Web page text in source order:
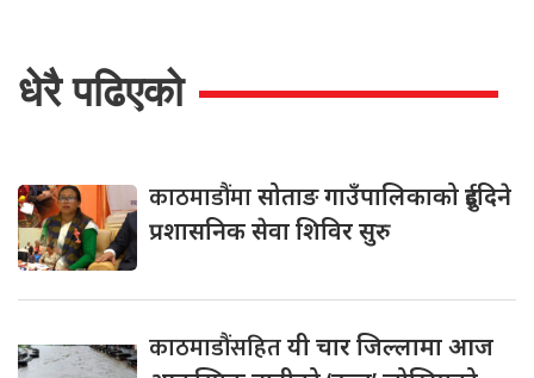
धेरै पढिएको
काठमाडौंमासोताङ गाउँपालिकाको दुईदिने
प्रशासनिक सेवा शिविर सुरु
काठमाडौंसहितयी चार जिल्लामा आज